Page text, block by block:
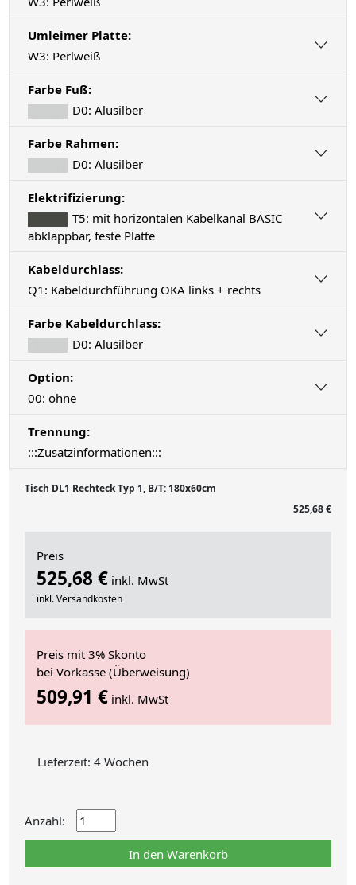
Umleimer Platte:
W3: Perlweiß
Farbe Fuß:
D0: Alusilber
Farbe Rahmen:
D0: Alusilber
Elektrifizierung:
T5: mit horizontalen Kabelkanal BASIC
abklappbar, feste Platte
Kabeldurchlass:
Q1: Kabeldurchführung OKA links + rechts
Farbe Kabeldurchlass:
D0: Alusilber
Option:
00: ohne
Trennung:
:::Zusatzinformationen:::
Tisch DL1 Rechteck Typ 1, B/T: 180x60cm
525,68 €
Preis
525,68 € inkl. MwSt
inkl. Versandkosten
Preis mit 3% Skonto
bei Vorkasse (Überweisung)
509,91 € inkl. MwSt
Lieferzeit: 4 Wochen
Anzahl:
In den Warenkorb